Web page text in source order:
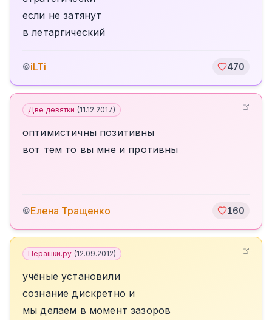
если не затянут
в летаргический
©iLTi 470
Две девятки (11.12.2017)
оптимистичны позитивны
вот тем то вы мне и противны
©Елена Тращенко 160
Перашки.ру (12.09.2012)
учёные установили
сознание дискретно и
мы делаем в момент зазоров